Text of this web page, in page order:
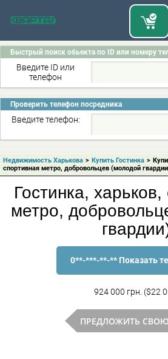
Быстрый поиск обьекта по ID или номеру
Введите ID или
телефон
Проверить телефон посредника
Введите телефон:
Недвижимость Харькова > Купить Гостинка >
спортивная метро, добровольцев (молодой
Гостинка,
метро,
0**-***-**-** Показать
924 000 грн. ($22
ПРЕДЛОЖИТЬ